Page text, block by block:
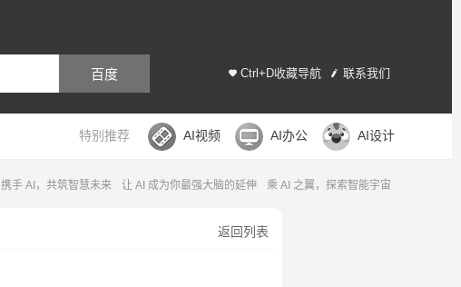
Ctrl+D收藏导航 联系我们
百度
特别推荐 AI视频 AI办公 AI设计
携手 AI，共筑智慧未来 让 AI 成为你最强大脑的延伸 乘 AI 之翼，探索智能宇宙
返回列表